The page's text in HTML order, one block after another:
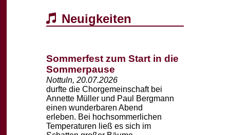
Neuigkeiten
Sommerfest zum Start in die
Sommerpause
Nottuln, 20.07.2026
durfte die Chorgemeinschaft bei
Annette Müller und Paul Bergmann
einen wunderbaren Abend
erleben. Bei hochsommerlichen
Temperaturen ließ es sich im